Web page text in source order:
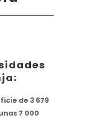
de 3 679
7 000